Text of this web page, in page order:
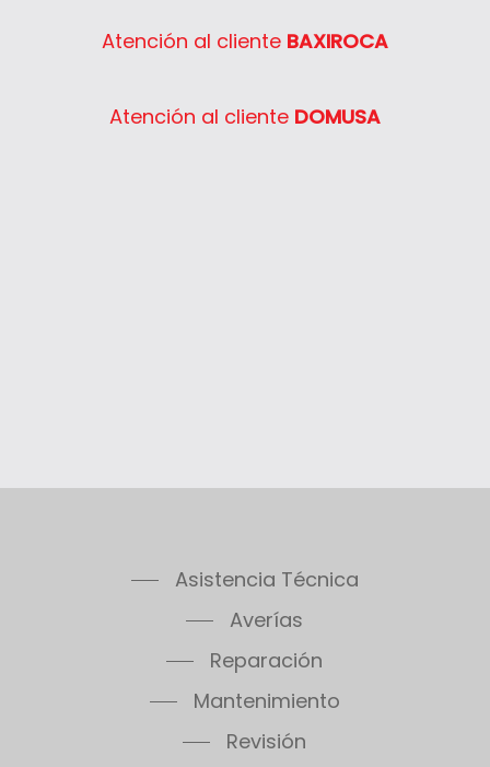
Atención al cliente BAXIROCA
Atención al cliente DOMUSA
Asistencia Técnica
Averías
Reparación
Mantenimiento
Revisión